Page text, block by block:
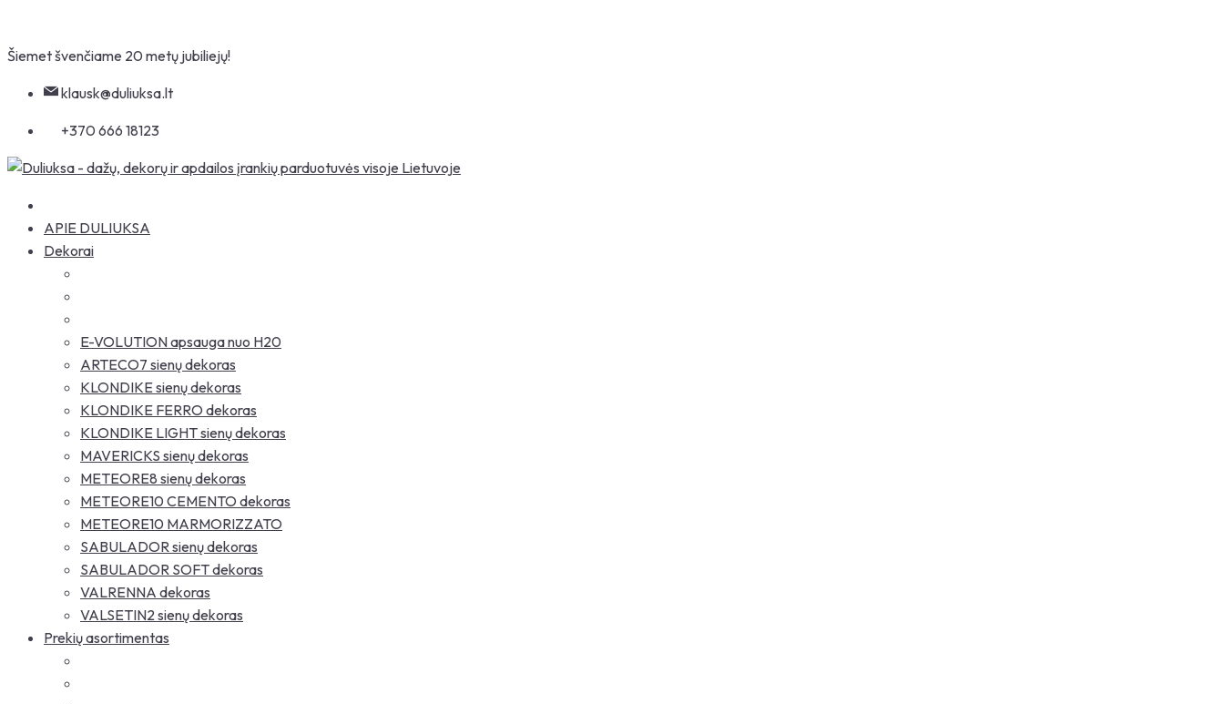
to
content
Šiemet švenčiame 20 metų jubiliejų!
klausk@duliuksa.lt
+370 666 18123
APIE DULIUKSA
Dekorai
E-VOLUTION apsauga nuo H20
ARTECO7 sienų dekoras
KLONDIKE sienų dekoras
KLONDIKE FERRO dekoras
KLONDIKE LIGHT sienų dekoras
MAVERICKS sienų dekoras
METEORE8 sienų dekoras
METEORE10 CEMENTO dekoras
METEORE10 MARMORIZZATO
SABULADOR sienų dekoras
SABULADOR SOFT dekoras
VALRENNA dekoras
VALSETIN2 sienų dekoras
Prekių asortimentas